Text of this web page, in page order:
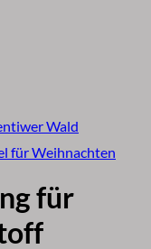
für Weihnachten
für